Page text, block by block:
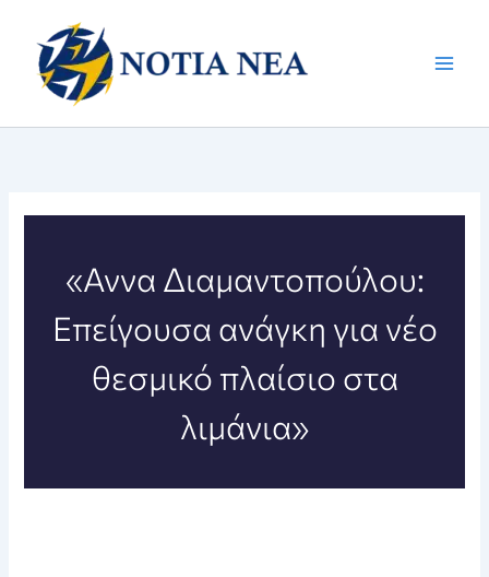
περιεχόμενο
«Αννα Διαμαντοπούλου:
Επείγουσα ανάγκη για νέο
θεσμικό πλαίσιο στα
λιμάνια»